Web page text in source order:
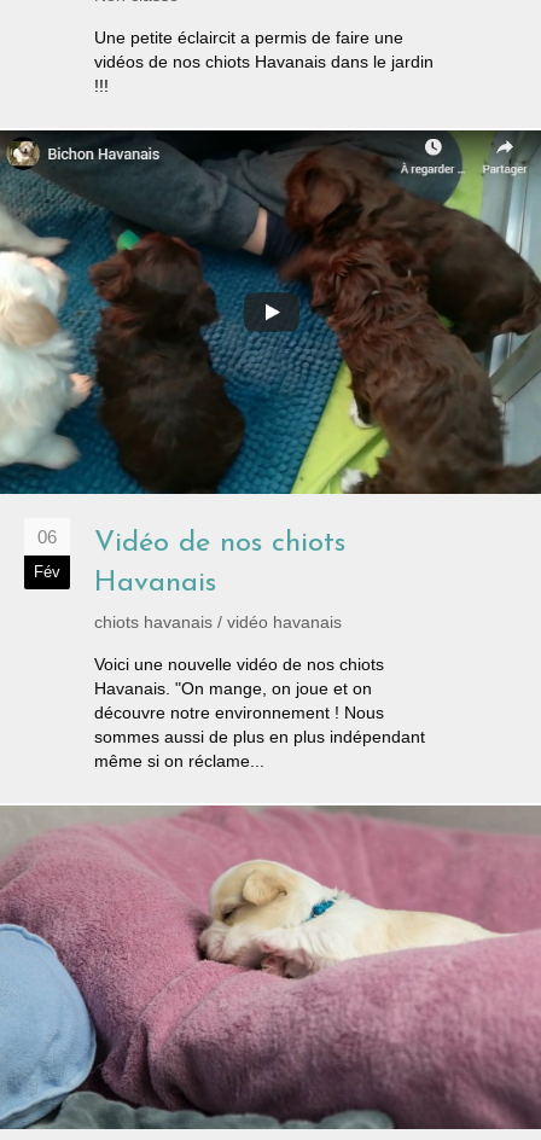
Une petite éclaircit a permis de faire une
vidéos de nos chiots Havanais dans le jardin
!!!
06
Fév
Vidéo de nos chiots
Havanais
chiots havanais / vidéo havanais
Voici une nouvelle vidéo de nos chiots
Havanais. "On mange, on joue et on
découvre notre environnement ! Nous
sommes aussi de plus en plus indépendant
même si on réclame...